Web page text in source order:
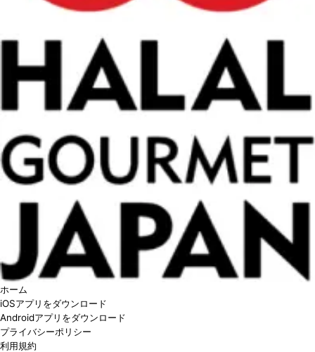
ホーム
iOSアプリをダウンロード
Androidアプリをダウンロード
プライバシーポリシー
利用規約